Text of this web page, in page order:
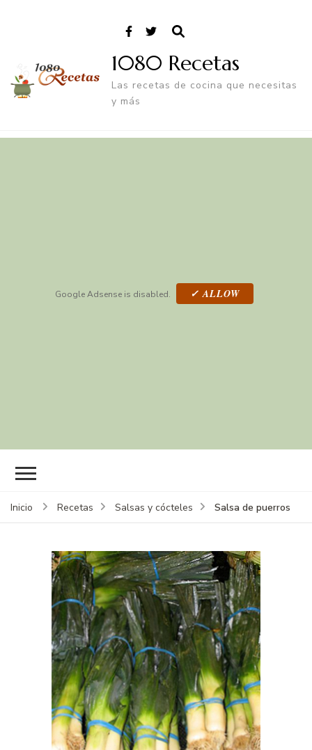
1080 Recetas
Las recetas de cocina que necesitas
y más
Google Adsense is disabled. ✓ ALLOW
Inicio Recetas Salsas y cócteles Salsa de puerros